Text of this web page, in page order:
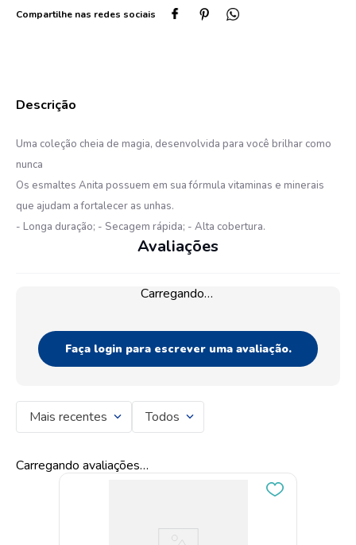
Uma coleção cheia de magia, desenvolvida para você brilhar como
nunca
Os esmaltes Anita possuem em sua fórmula vitaminas e minerais
que ajudam a fortalecer as unhas.
- Longa duração; - Secagem rápida; - Alta cobertura.
Avaliações
Carregando…
Faça login para escrever uma avaliação.
Mais recentes Todos
Carregando avaliações…